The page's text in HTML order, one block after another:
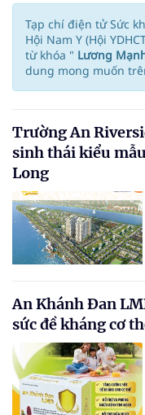
Tạp chí điện tử Sức
Hội Nam Y (Hội
từ khóa " Lương
dung mong muốn
Trường An
sinh thái kiểu
Long
An Khánh Đan
sức đề kháng cơ